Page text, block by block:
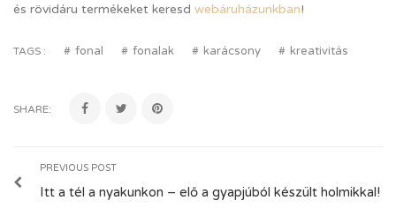
és rövidáru termékeket keresd webáruházunkban!
TAGS : fonal fonalak karácsony kreativitás
SHARE:
PREVIOUS POST
Itt a tél a nyakunkon – elő a gyapjúból készült holmikkal!